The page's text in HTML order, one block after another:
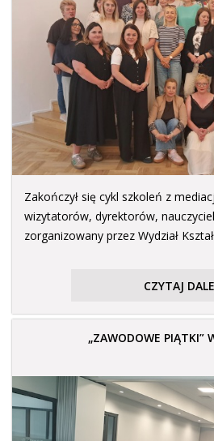
Zakończył się cykl szkoleń z
wizytatorów, dyrektorów,
zorganizowany przez Wydział
CZYTAJ
„ZAWODOWE PIĄTKI”